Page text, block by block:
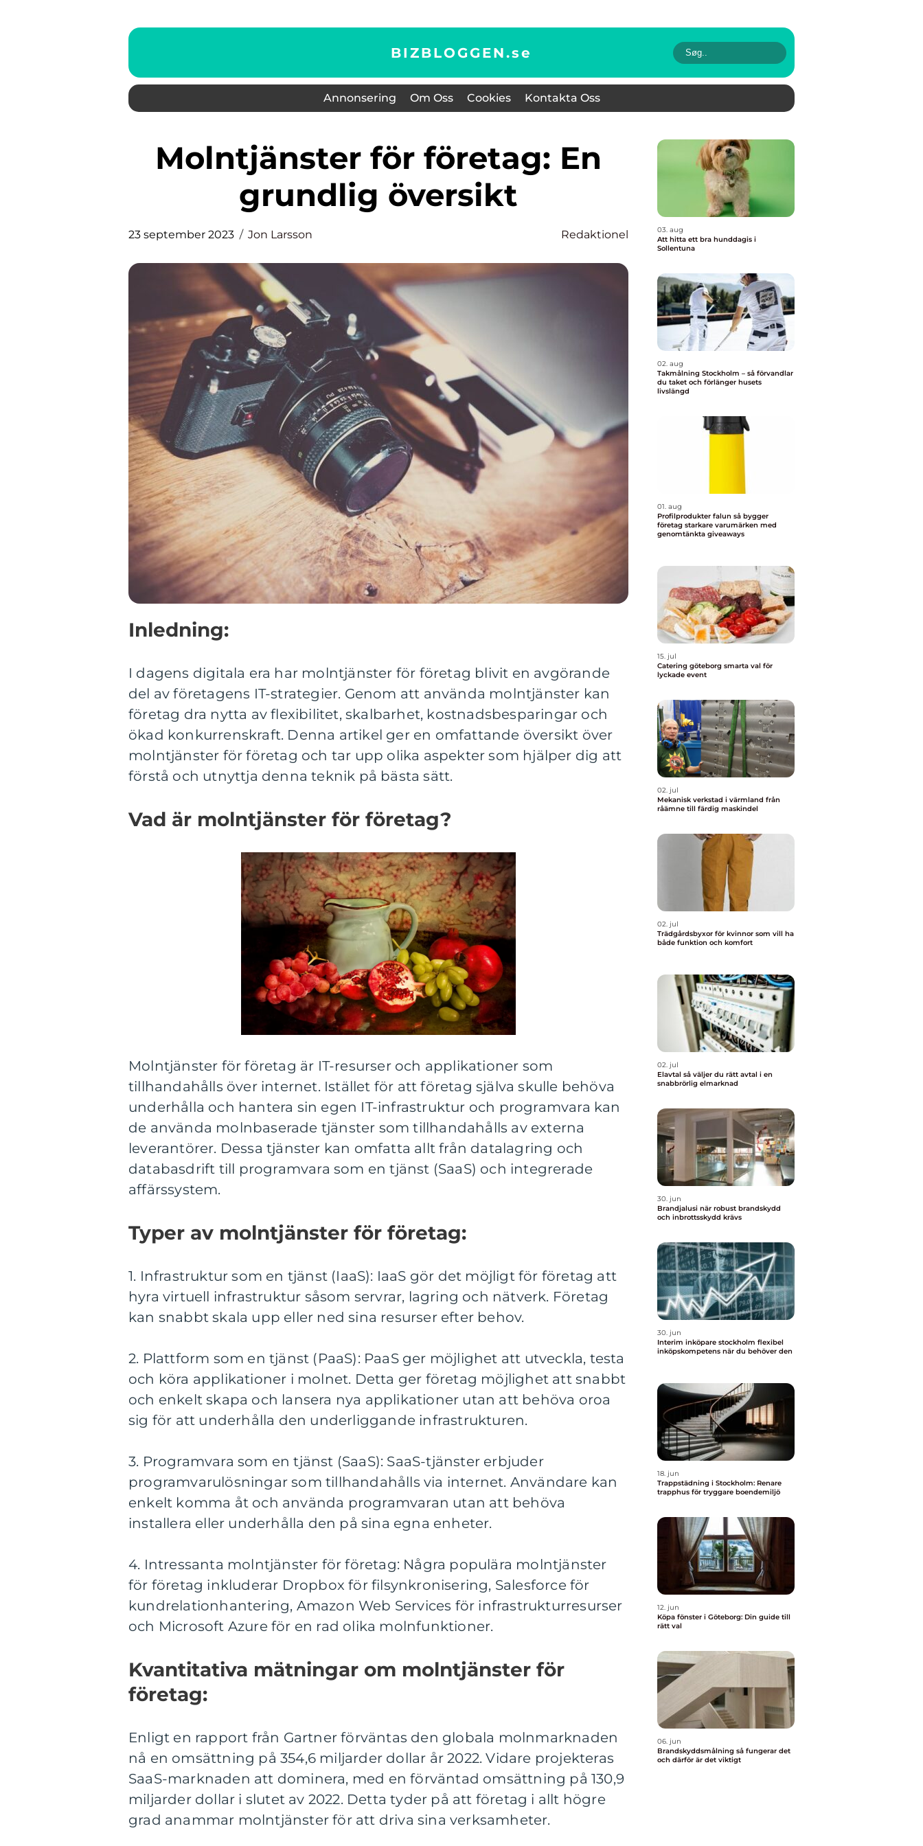
BIZBLOGGEN.se
Annonsering Om Oss Cookies Kontakta Oss
Molntjänster för företag: En
grundlig översikt
23 september 2023 Jon Larsson Redaktionel
Inledning:
I dagens digitala era har molntjänster för företag blivit en avgörande
del av företagens IT-strategier. Genom att använda molntjänster kan
företag dra nytta av flexibilitet, skalbarhet, kostnadsbesparingar och
ökad konkurrenskraft. Denna artikel ger en omfattande översikt över
molntjänster för företag och tar upp olika aspekter som hjälper dig att
förstå och utnyttja denna teknik på bästa sätt.
Vad är molntjänster för företag?
Molntjänster för företag är IT-resurser och applikationer som
tillhandahålls över internet. Istället för att företag själva skulle behöva
underhålla och hantera sin egen IT-infrastruktur och programvara kan
de använda molnbaserade tjänster som tillhandahålls av externa
leverantörer. Dessa tjänster kan omfatta allt från datalagring och
databasdrift till programvara som en tjänst (SaaS) och integrerade
affärssystem.
Typer av molntjänster för företag:
1. Infrastruktur som en tjänst (IaaS): IaaS gör det möjligt för företag att
hyra virtuell infrastruktur såsom servrar, lagring och nätverk. Företag
kan snabbt skala upp eller ned sina resurser efter behov.
2. Plattform som en tjänst (PaaS): PaaS ger möjlighet att utveckla, testa
och köra applikationer i molnet. Detta ger företag möjlighet att snabbt
och enkelt skapa och lansera nya applikationer utan att behöva oroa
sig för att underhålla den underliggande infrastrukturen.
3. Programvara som en tjänst (SaaS): SaaS-tjänster erbjuder
programvarulösningar som tillhandahålls via internet. Användare kan
enkelt komma åt och använda programvaran utan att behöva
installera eller underhålla den på sina egna enheter.
4. Intressanta molntjänster för företag: Några populära molntjänster
för företag inkluderar Dropbox för filsynkronisering, Salesforce för
kundrelationhantering, Amazon Web Services för infrastrukturresurser
och Microsoft Azure för en rad olika molnfunktioner.
Kvantitativa mätningar om molntjänster för
företag:
Enligt en rapport från Gartner förväntas den globala molnmarknaden
nå en omsättning på 354,6 miljarder dollar år 2022. Vidare projekteras
SaaS-marknaden att dominera, med en förväntad omsättning på 130,9
miljarder dollar i slutet av 2022. Detta tyder på att företag i allt högre
grad anammar molntjänster för att driva sina verksamheter.
03. aug
Att hitta ett bra hunddagis i
Sollentuna
02. aug
Takmålning Stockholm – så förvandlar
du taket och förlänger husets
livslängd
01. aug
Profilprodukter falun så bygger
företag starkare varumärken med
genomtänkta giveaways
15. jul
Catering göteborg smarta val för
lyckade event
02. jul
Mekanisk verkstad i värmland från
råämne till färdig maskindel
02. jul
Trädgårdsbyxor för kvinnor som vill ha
både funktion och komfort
02. jul
Elavtal så väljer du rätt avtal i en
snabbrörlig elmarknad
30. jun
Brandjalusi när robust brandskydd
och inbrottsskydd krävs
30. jun
Interim inköpare stockholm flexibel
inköpskompetens när du behöver den
18. jun
Trappstädning i Stockholm: Renare
trapphus för tryggare boendemiljö
12. jun
Köpa fönster i Göteborg: Din guide till
rätt val
06. jun
Brandskyddsmålning så fungerar det
och därför är det viktigt